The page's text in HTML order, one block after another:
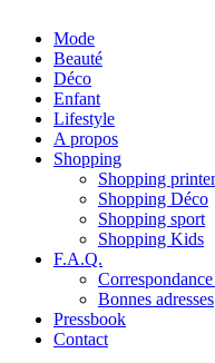
Mode
Beauté
Déco
Enfant
Lifestyle
A propos
Shopping
Shopping
Shopping Déco
Shopping sport
Shopping Kids
F.A.Q.
Bonnes adresses
Pressbook
Contact